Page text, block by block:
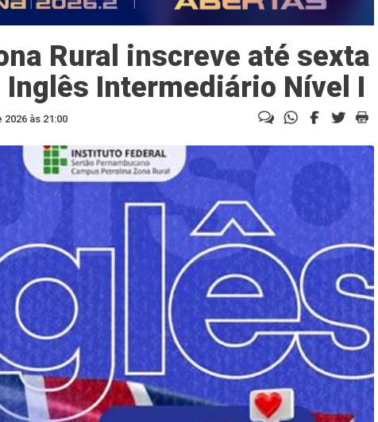
Rural inscreve até sexta
Inglês Intermediário Nível I
às 21:00